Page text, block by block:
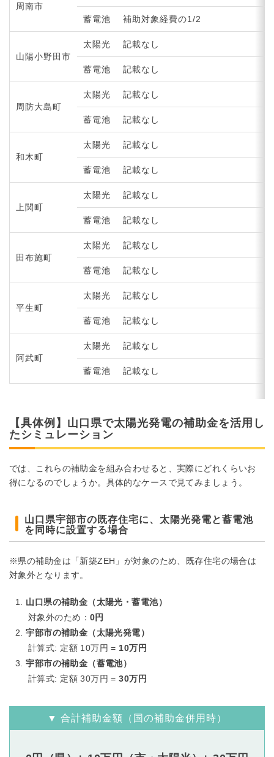
周南市
蓄電池 補助対象経費の1/2
山陽小野田市
太陽光 記載なし
蓄電池 記載なし
周防大島町
太陽光 記載なし
蓄電池 記載なし
和木町
太陽光 記載なし
蓄電池 記載なし
上関町
太陽光 記載なし
蓄電池 記載なし
田布施町
太陽光 記載なし
蓄電池 記載なし
平生町
太陽光 記載なし
蓄電池 記載なし
阿武町
太陽光 記載なし
蓄電池 記載なし
【具体例】山口県で太陽光発電の補助金を活用し
たシミュレーション
では、これらの補助金を組み合わせると、実際にどれくらいお
得になるのでしょうか。具体的なケースで見てみましょう。
山口県宇部市の既存住宅に、太陽光発電と蓄電池
を同時に設置する場合
※県の補助金は「新築ZEH」が対象のため、既存住宅の場合は
対象外となります。
山口県の補助金（太陽光・蓄電池）
対象外のため： 0円
宇部市の補助金（太陽光発電）
計算式: 定額 10万円 = 10万円
宇部市の補助金（蓄電池）
計算式: 定額 30万円 =30万円
▼ 合計補助金額（国の補助金併用時）